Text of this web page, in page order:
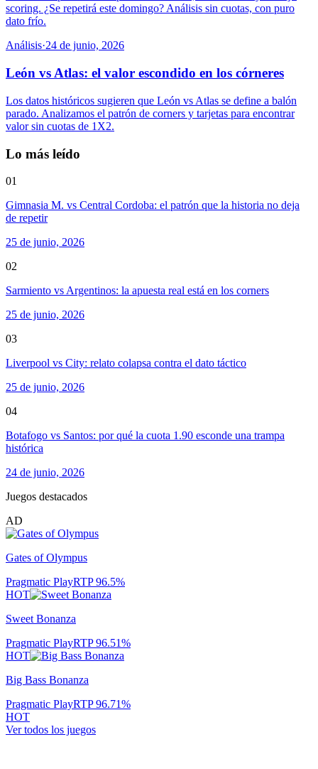
scoring. ¿Se repetirá este domingo? Análisis sin cuotas, con puro
dato frío.
Análisis·24 de junio, 2026
León vs Atlas: el valor escondido en los córneres
Los datos históricos sugieren que León vs Atlas se define a balón
parado. Analizamos el patrón de corners y tarjetas para encontrar
valor sin cuotas de 1X2.
Lo más leído
01
Gimnasia M. vs Central Cordoba: el patrón que la historia no deja
de repetir
25 de junio, 2026
02
Sarmiento vs Argentinos: la apuesta real está en los corners
25 de junio, 2026
03
Liverpool vs City: relato colapsa contra el dato táctico
25 de junio, 2026
04
Botafogo vs Santos: por qué la cuota 1.90 esconde una trampa
histórica
24 de junio, 2026
Juegos destacados
AD
Gates of Olympus
Pragmatic PlayRTP96.5%
HOT
Sweet Bonanza
Pragmatic PlayRTP96.51%
HOT
Big Bass Bonanza
Pragmatic PlayRTP96.71%
HOT
Ver todos los juegos